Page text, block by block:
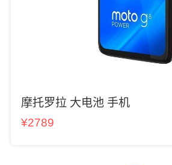
摩托罗拉 大电池 手机
¥2789